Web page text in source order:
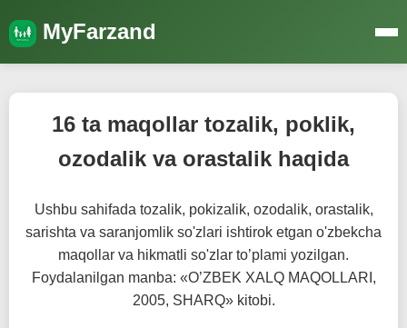
MyFarzand
16 ta maqollar tozalik, poklik,
ozodalik va orastalik haqida
Ushbu sahifada tozalik, pokizalik, ozodalik, orastalik,
sarishta va saranjomlik so'zlari ishtirok etgan o'zbekcha
maqollar va hikmatli so'zlar to’plami yozilgan.
Foydalanilgan manba: «O’ZBEK XALQ MAQOLLARI,
2005, SHARQ» kitobi.